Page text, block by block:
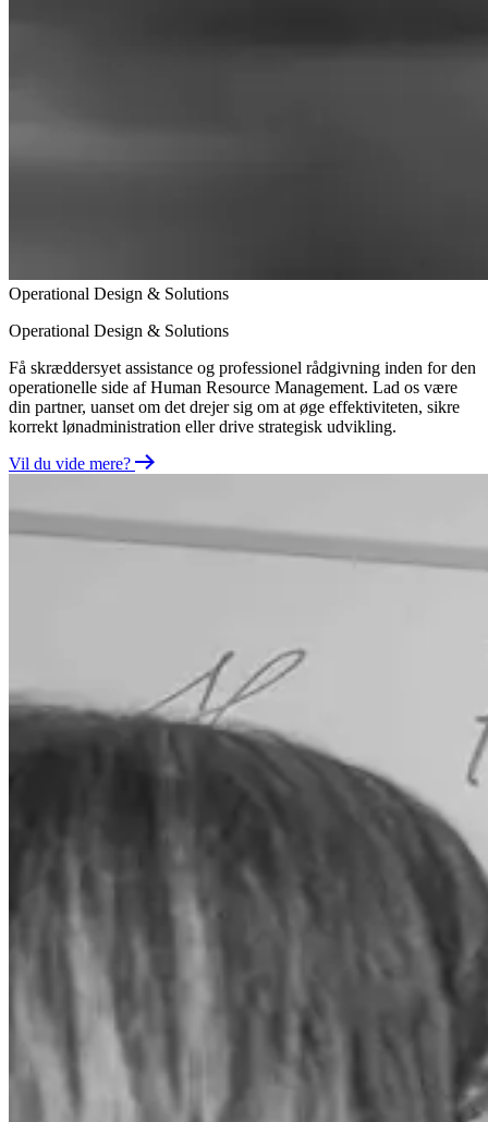
Operational Design & Solutions
Operational Design & Solutions
Få skræddersyet assistance og professionel rådgivning inden for den
operationelle side af Human Resource Management. Lad os være
din partner, uanset om det drejer sig om at øge effektiviteten, sikre
korrekt lønadministration eller drive strategisk udvikling.
Vil du vide mere?